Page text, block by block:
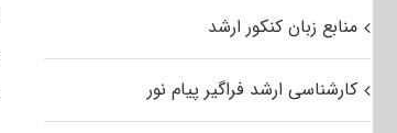
منابع زبان کنکور ارشد
کارشناسی ارشد فراگیر پیام نور